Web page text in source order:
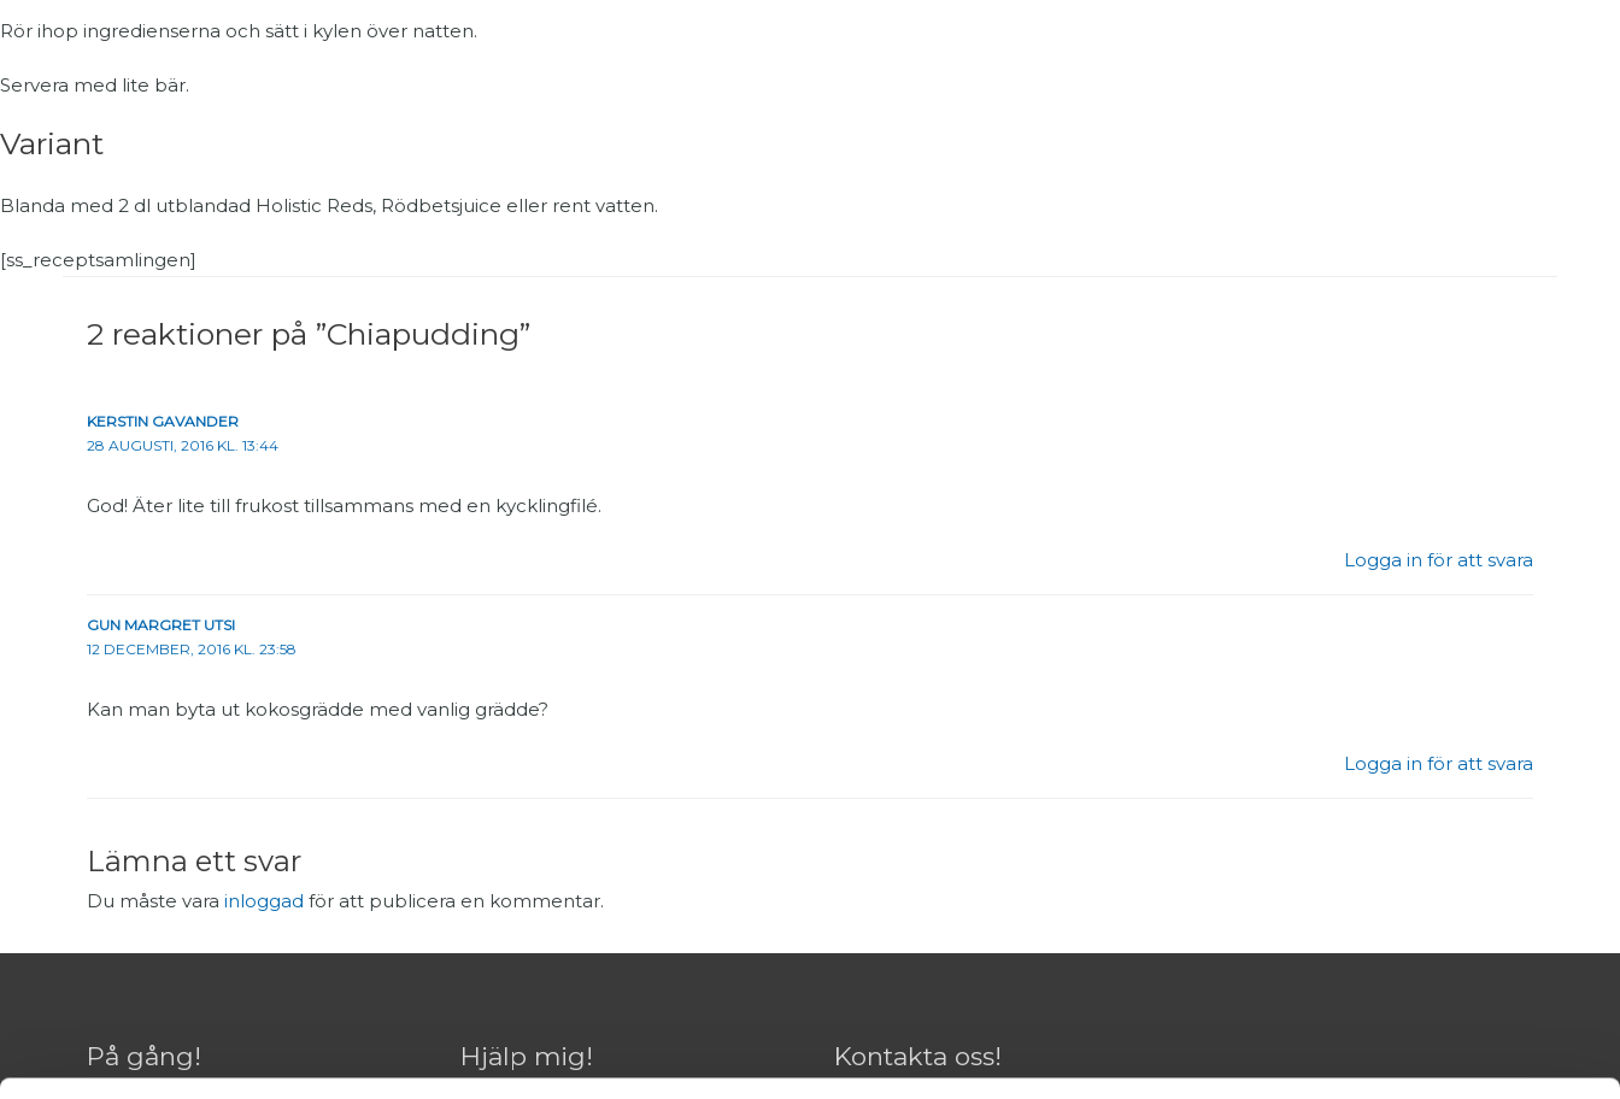
Rör ihop ingredienserna och sätt i kylen över natten.
Servera med lite bär.
Variant
Blanda med 2 dl utblandad Holistic Reds, Rödbetsjuice eller rent vatten.
[ss_receptsamlingen]
2 reaktioner på ”Chiapudding”
KERSTIN GAVANDER
28 AUGUSTI, 2016 KL. 13:44
God! Äter lite till frukost tillsammans med en kycklingfilé.
Logga in för att svara
GUN MARGRET UTSI
12 DECEMBER, 2016 KL. 23:58
Kan man byta ut kokosgrädde med vanlig grädde?
Logga in för att svara
Lämna ett svar
Du måste vara inloggad för att publicera en kommentar.
På gång! Hjälp mig! Kontakta oss!